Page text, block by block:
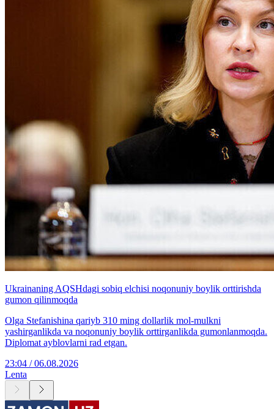
Ukrainaning AQSHdagi sobiq elchisi noqonuniy boylik orttirishda
gumon qilinmoqda
Olga Stefanishina qariyb 310 ming dollarlik mol-mulkni
yashirganlikda va noqonuniy boylik orttirganlikda gumonlanmoqda.
Diplomat ayblovlarni rad etgan.
23:04 / 06.08.2026
Lenta